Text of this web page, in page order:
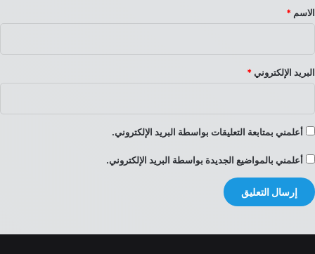
*
الاسم *
البريد الإلكتروني *
أعلمني بمتابعة التعليقات بواسطة البريد الإلكتروني.
أعلمني بالمواضيع الجديدة بواسطة البريد الإلكتروني.